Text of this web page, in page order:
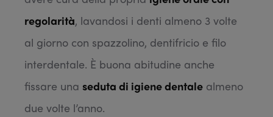
regolarità, lavandosi i denti almeno 3 volte
al giorno con spazzolino, dentifricio e filo
interdentale. È buona abitudine anche
fissare una seduta di igiene dentale almeno
due volte l’anno.